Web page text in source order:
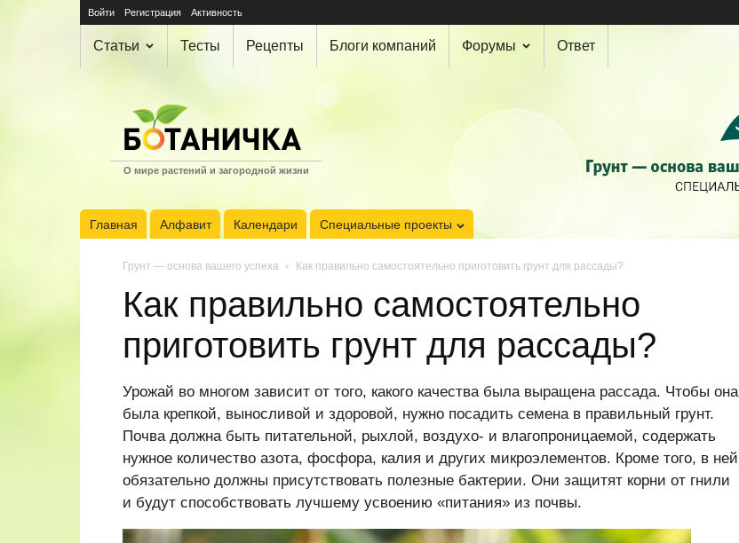
Войти Регистрация Активность
Статьи Тесты Рецепты Блоги компаний Форумы Ответ
О мире растений и загородной жизни
Главная Алфавит Календари Специальные проекты
Грунт — основа вашего успеха Как правильно самостоятельно приготовить грунт для рассады?
Как правильно самостоятельно
приготовить грунт для рассады?
Урожай во многом зависит от того, какого качества была выращена рассада. Чтобы она
была крепкой, выносливой и здоровой, нужно посадить семена в правильный грунт.
Почва должна быть питательной, рыхлой, воздухо- и влагопроницаемой, содержать
нужное количество азота, фосфора, калия и других микроэлементов. Кроме того, в ней
обязательно должны присутствовать полезные бактерии. Они защитят корни от гнили
и будут способствовать лучшему усвоению «питания» из почвы.